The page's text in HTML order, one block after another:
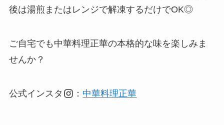
後は湯煎またはレンジで解凍するだけでOK◎
ご自宅でも中華料理正華の本格的な味を楽しみま
せんか？
公式インスタ ： 中華料理正華